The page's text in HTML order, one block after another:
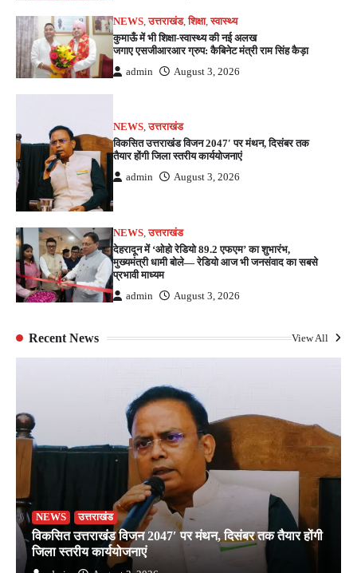
NEWS ,उत्तराखंड,शिक्षा,स्वास्थ्य
कुमाऊँ में भी शिक्षा-स्वास्थ्य की नई अलख
जगाए एसजीआरआर ग्रुप: कैबिनेट मंत्री राम सिंह कैड़ा
admin August 3, 2026
NEWS,उत्तराखंड
विकसित उत्तराखंड विजन 2047′ पर मंथन, दिसंबर तक
तैयार होंगी जिला स्तरीय कार्ययोजनाएं
admin August 3, 2026
NEWS,उत्तराखंड
देहरादून में ‘ओहो रेडियो 89.2 एफएम’ का शुभारंभ,
मुख्यमंत्री धामी बोले— रेडियो आज भी जनसंवाद का सबसे
प्रभावी माध्यम
admin August 3, 2026
Recent News View All
NEWS उत्तराखंड
विकसित उत्तराखंड विजन 2047′ पर मंथन, दिसंबर तक तैयार होंगी
जिला स्तरीय कार्ययोजनाएं